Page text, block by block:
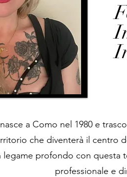
a Como nel 1980 e
che diventerà il centro
legame profondo con questa
professionale e